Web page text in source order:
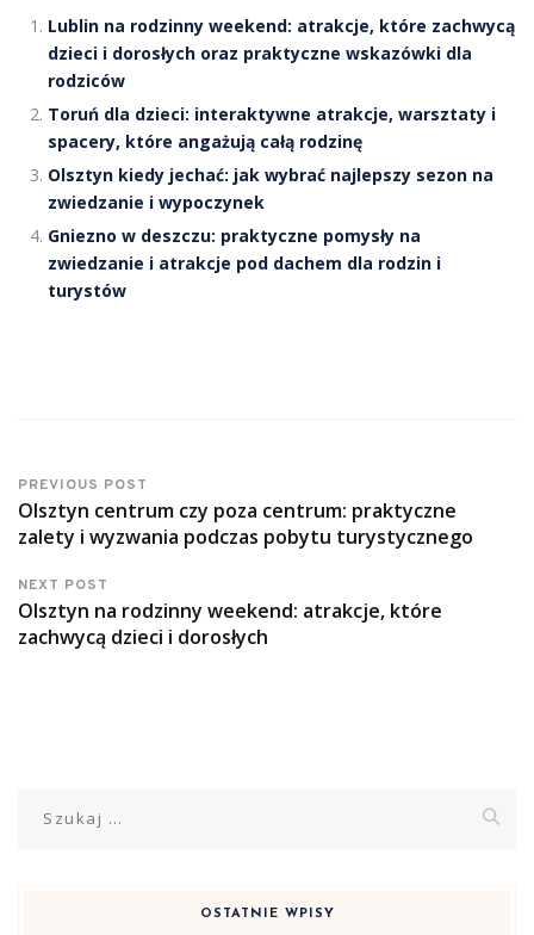
Lublin na rodzinny weekend: atrakcje, które zachwycą
dzieci i dorosłych oraz praktyczne wskazówki dla
rodziców
Toruń dla dzieci: interaktywne atrakcje, warsztaty i
spacery, które angażują całą rodzinę
Olsztyn kiedy jechać: jak wybrać najlepszy sezon na
zwiedzanie i wypoczynek
Gniezno w deszczu: praktyczne pomysły na
zwiedzanie i atrakcje pod dachem dla rodzin i
turystów
PREVIOUS POST
Olsztyn centrum czy poza centrum: praktyczne
zalety i wyzwania podczas pobytu turystycznego
NEXT POST
Olsztyn na rodzinny weekend: atrakcje, które
zachwycą dzieci i dorosłych
OSTATNIE WPISY